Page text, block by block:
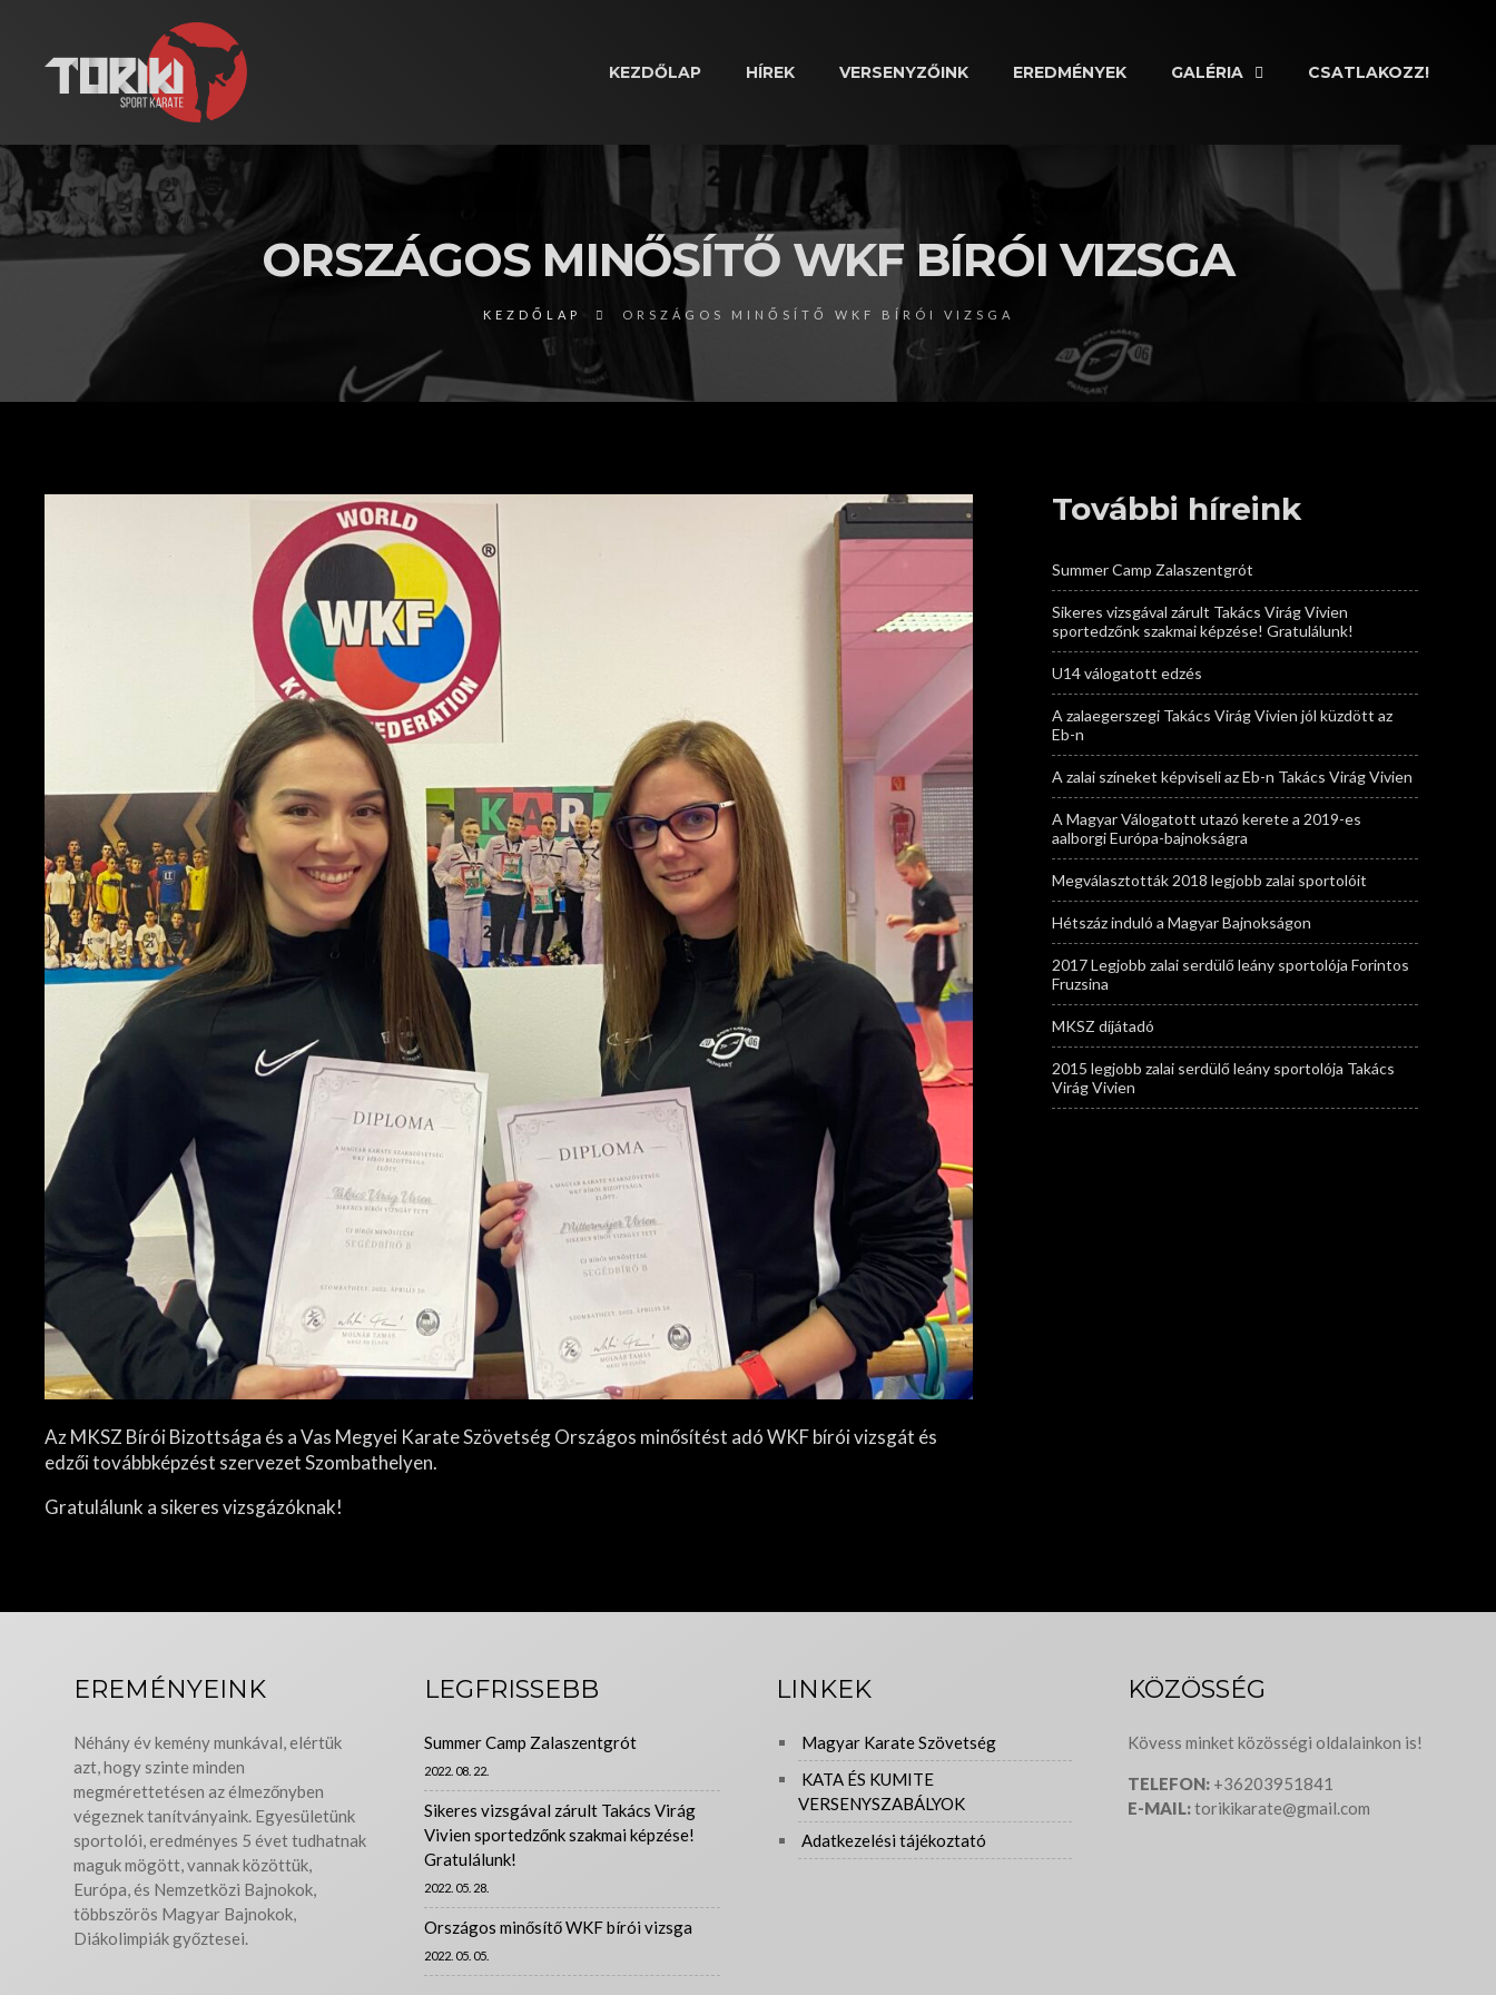
KEZDŐLAP HÍREK VERSENYZŐINK EREDMÉNYEK GALÉRIA CSATLAKOZZ!
ORSZÁGOS MINŐSÍTŐ WKF BÍRÓI VIZSGA
KEZDŐLAP ORSZÁGOS MINŐSÍTŐ WKF BÍRÓI VIZSGA
Az MKSZ Bírói Bizottsága és a Vas Megyei Karate Szövetség Országos minősítést adó WKF bírói vizsgát és
edzői továbbképzést szervezet Szombathelyen.
Gratulálunk a sikeres vizsgázóknak!
További híreink
Summer Camp Zalaszentgrót
Sikeres vizsgával zárult Takács Virág Vivien
sportedzőnk szakmai képzése! Gratulálunk!
U14 válogatott edzés
A zalaegerszegi Takács Virág Vivien jól küzdött az
Eb-n
A zalai színeket képviseli az Eb-n Takács Virág Vivien
A Magyar Válogatott utazó kerete a 2019-es
aalborgi Európa-bajnokságra
Megválasztották 2018 legjobb zalai sportolóit
Hétszáz induló a Magyar Bajnokságon
2017 Legjobb zalai serdülő leány sportolója Forintos
Fruzsina
MKSZ díjátadó
2015 legjobb zalai serdülő leány sportolója Takács
Virág Vivien
EREMÉNYEINK
Néhány év kemény munkával, elértük
azt, hogy szinte minden
megmérettetésen az élmezőnyben
végeznek tanítványaink. Egyesületünk
sportolói, eredményes 5 évet tudhatnak
maguk mögött, vannak közöttük,
Európa, és Nemzetközi Bajnokok,
többszörös Magyar Bajnokok,
Diákolimpiák győztesei.
LEGFRISSEBB
Summer Camp Zalaszentgrót
2022. 08. 22.
Sikeres vizsgával zárult Takács Virág
Vivien sportedzőnk szakmai képzése!
Gratulálunk!
2022. 05. 28.
Országos minősítő WKF bírói vizsga
2022. 05. 05.
LINKEK
Magyar Karate Szövetség
KATA ÉS KUMITE
VERSENYSZABÁLYOK
Adatkezelési tájékoztató
KÖZÖSSÉG
Kövess minket közösségi oldalainkon is!
TELEFON: +36203951841
E-MAIL:torikikarate@gmail.com